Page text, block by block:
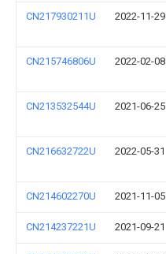
CN217930211U 2022-11-29
CN215746806U 2022-02-08
CN213532544U 2021-06-25
CN216632722U 2022-05-31
CN214602270U 2021-11-05
CN214237221U 2021-09-21